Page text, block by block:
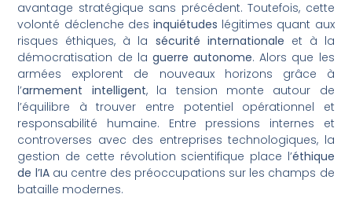
avantage stratégique sans précédent. Toutefois, cette
volonté déclenche des inquiétudes légitimes quant aux
risques éthiques, à la sécurité internationale et à la
démocratisation de la guerre autonome. Alors que les
armées explorent de nouveaux horizons grâce à
l’armement intelligent, la tension monte autour de
l’équilibre à trouver entre potentiel opérationnel et
responsabilité humaine. Entre pressions internes et
controverses avec des entreprises technologiques, la
gestion de cette révolution scientifique place l’éthique
de l’IAau centre des préoccupations sur les champs de
bataille modernes.